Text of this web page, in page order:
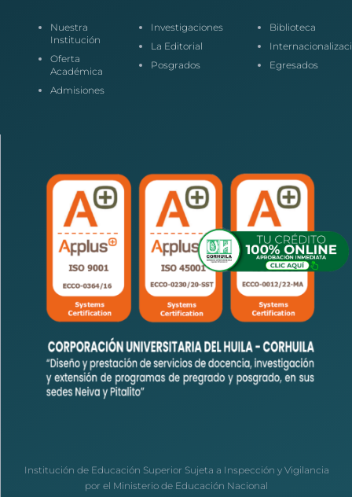
Nuestra
Institución
Oferta
Académica
Admisiones
Investigaciones
La Editorial
Posgrados
Biblioteca
Egresados
Institución de Educación Superior Sujeta a Inspección y Vigilancia
por el Ministerio de Educación Nacional